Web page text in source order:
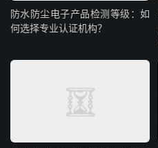
防水防尘电子产品检测等级：如
何选择专业认证机构？